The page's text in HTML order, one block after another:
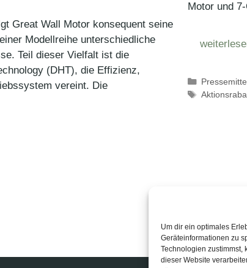
Um dir ein optimales
Geräteinformationen zu
Technologien zustimmst,
dieser Website
Great Wall Motor konsequent seine
Modellreihe unterschiedliche
Teil dieser Vielfalt ist die
(DHT), die Effizienz,
vereint. Die
Motor und
Kategorien